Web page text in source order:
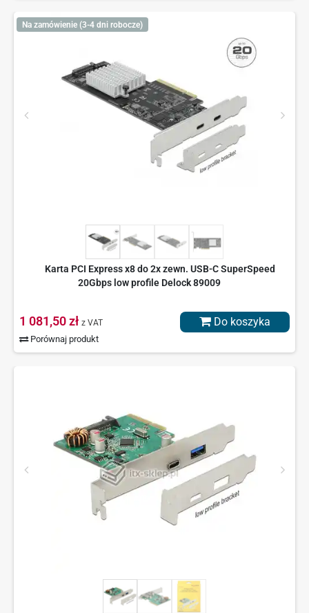
Na zamówienie (3-4 dni robocze)
Karta PCI Express x8 do 2x zewn. USB-C SuperSpeed
20Gbps low profile Delock 89009
1 081,50 zł z VAT
Porównaj produkt
Do koszyka